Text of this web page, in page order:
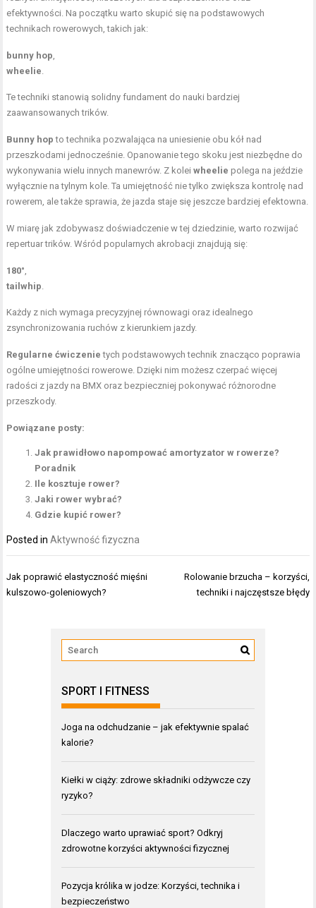
efektywności. Na początku warto skupić się na podstawowych
technikach rowerowych, takich jak:
bunny hop
wheelie
Te techniki stanowią solidny fundament do nauki bardziej
zaawansowanych trików.
Bunny hop to technika pozwalająca na uniesienie obu kół nad
przeszkodami jednocześnie. Opanowanie tego skoku jest niezbędne do
wykonywania wielu innych manewrów. Z koleiwheelie polega na jeździe
wyłącznie na tylnym kole. Ta umiejętność nie tylko zwiększa kontrolę nad
rowerem, ale także sprawia, że jazda staje się jeszcze bardziej efektowna.
W miarę jak zdobywasz doświadczenie w tej dziedzinie, warto rozwijać
repertuar trików. Wśród popularnych akrobacji znajdują się:
180°
tailwhip
Każdy z nich wymaga precyzyjnej równowagi oraz idealnego
zsynchronizowania ruchów z kierunkiem jazdy.
Regularne ćwiczenie tych podstawowych technik znacząco poprawia
ogólne umiejętności rowerowe. Dzięki nim możesz czerpać więcej
radości z jazdy na BMX oraz bezpieczniej pokonywać różnorodne
przeszkody.
Powiązane posty:
Jak prawidłowo napompować amortyzator w rowerze?
Poradnik
Ile kosztuje rower?
Jaki rower wybrać?
Gdzie kupić rower?
Posted inAktywność fizyczna
Nawigacja
wpisu
Jak poprawić elastyczność mięśni
kulszowo-goleniowych?
Rolowanie brzucha – korzyści,
techniki i najczęstsze błędy
SPORT I FITNESS
Joga na odchudzanie – jak efektywnie spalać
kalorie?
Kiełki w ciąży: zdrowe składniki odżywcze czy
ryzyko?
Dlaczego warto uprawiać sport? Odkryj
zdrowotne korzyści aktywności fizycznej
Pozycja królika w jodze: Korzyści, technika i
bezpieczeństwo